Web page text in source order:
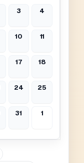
3 4
10 11
17 18
24 25
31 1